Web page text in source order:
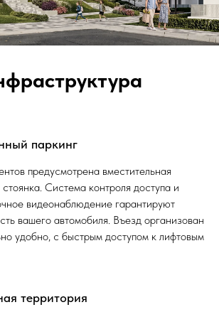
паркинг
предусмотрена вместительная
Система контроля доступа и
видеонаблюдение гарантируют
вашего автомобиля. Въезд организован
удобно, с быстрым доступом к лифтовым
территория